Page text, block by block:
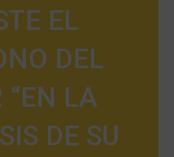
EL
DEL
“EN LA
DE SU